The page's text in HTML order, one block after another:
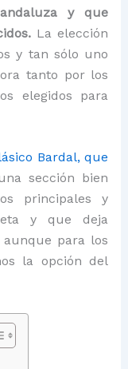
y que
La elección
y tan sólo uno
tanto por los
elegidos para
Bardal, que
sección bien
principales y
y que deja
para los
la opción del